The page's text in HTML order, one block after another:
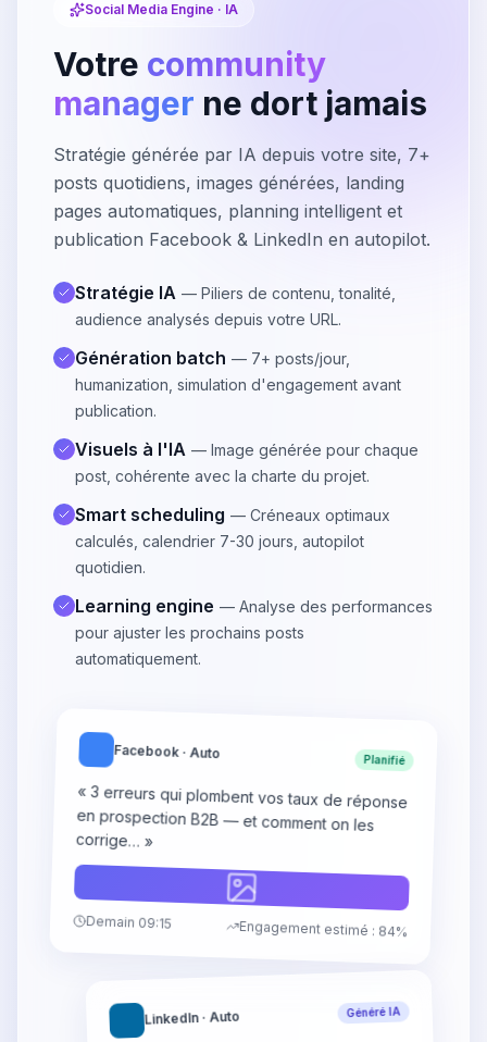
Social Media Engine · IA
Votre community
manager ne dort jamais
Stratégie générée par IA depuis votre site, 7+
posts quotidiens, images générées, landing
pages automatiques, planning intelligent et
publication Facebook & LinkedIn en autopilot.
Stratégie IA — Piliers de contenu, tonalité,
audience analysés depuis votre URL.
Génération batch — 7+ posts/jour,
humanization, simulation d'engagement avant
publication.
Visuels à l'IA — Image générée pour chaque
post, cohérente avec la charte du projet.
Smart scheduling — Créneaux optimaux
calculés, calendrier 7-30 jours, autopilot
quotidien.
Learning engine — Analyse des performances
pour ajuster les prochains posts
automatiquement.
Facebook · Auto Planifié
« 3 erreurs qui plombent vos taux de réponse
en prospection B2B — et comment on les
corrige… »
Demain 09:15 Engagement estimé : 84%
LinkedIn · Auto Généré IA